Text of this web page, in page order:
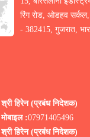
रिंग रोड, ओडहव
- 382415, गुजरात,
श्री हिरेन(प्रबंध निदेशक)
मोबाइल :07971405496
श्री हिरेन(प्रबंध निदेशक)